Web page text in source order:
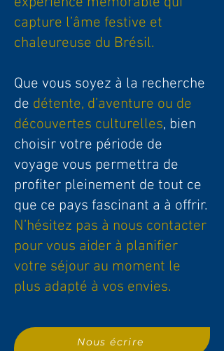
capture l’âme festive et
chaleureuse du Brésil.
Que vous soyez à la recherche
de détente, d’aventure ou de
découvertes culturelles, bien
choisir votre période de
voyage vous permettra de
profiter pleinement de tout ce
que ce pays fascinant a à offrir.
N’hésitez pas à nous contacter
pour vous aider à planifier
votre séjour au moment le
plus adapté à vos envies.
Nous écrire